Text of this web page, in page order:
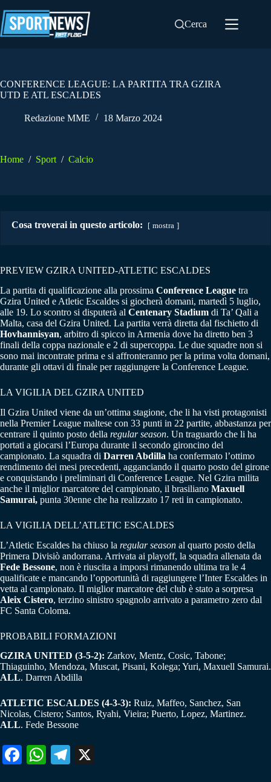
al
contenuto
Cerca
CONFERENCE LEAGUE: LA PARTITA TRA GZIRA
UTD E ATL ESCALDES
Redazione MME 18 Marzo 2024
Home / Sport / Calcio
Cosa troverai in questo articolo: mostra
PREVIEW GZIRA UNITED-ATLETIC ESCALDES
La partita di qualificazione alla prossima Conference League tra
Gzira United e Atletic Escaldes si giocherà domani, martedì 5 luglio,
alle 19. Lo scontro si disputerà al Centenary Stadium di Ta’ Qali a
Malta, casa del Gzira United. La partita verrà diretta dal fischietto di
Hovhannisyan, arbitro di spicco in Armenia dove ha diretto ben 3
finali della coppa nazionale e 2 di supercoppa. Le due squadre non si
sono mai incontrate prima e si affronteranno per la prima volta domani,
durante gli ottavi di finale per raggiungere la Conference League.
LA VIGILIA DEL GZIRA UNITED
Il Gzira United viene da un’ottima stagione, che li ha visti protagonisti
nella Premier League maltese con 33 punti in 22 partite, abbastanza per
centrare il quinto posto della regular season. Un traguardo che li ha
portati a giocarsi l’Europa durante il secondo gironcino del
campionato. La squadra di Darren Abdilla ha confermato l’ottimo
rendimento dei mesi precedenti, agganciando il quarto posto del girone
e conquistando i preliminari di Conference League. Nel Gzira milita
anche il miglior marcatore del campionato, il brasiliano Maxuell
Samurai, punta 30enne che ha realizzato 17 reti in campionato.
LA VIGILIA DELL’ATLETIC ESCALDES
L’Atletic Escaldes ha chiuso la regular season al quarto posto della
Primera Divisiò andorrana. Arrivata ai playoff, la squadra allenata da
Fede Bessone, non è riuscita a imporsi rimanendo ultima tra le 4
qualificate e mancando l’opportunità di raggiungere l’Inter Escaldes in
vetta al campionato. Il miglior marcatore del club è stato a sorpresa
Aleix Cistero, terzino sinistro spagnolo arrivato a parametro zero dal
FC Santa Coloma.
PROBABILI FORMAZIONI
GZIRA UNITED (3-5-2): Zarkov, Mentz, Cosic, Tabone;
Thiaguinho, Mendoza, Muscat, Pisani, Kolega; Yuri, Maxuell Samurai.
ALL. Darren Abdilla
ATLETIC ESCALDES (4-3-3): Ruiz, Maffeo, Sanchez, San
Nicolas, Cistero; Santos, Ryahi, Vieira; Puerto, Lopez, Martinez.
ALL. Fede Bessone
Fa W
Te